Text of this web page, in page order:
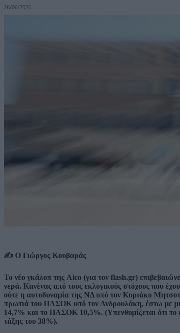
28/06/2026
✍️ Ο Γιώργος Κουβαράς
Το νέο γκάλοπ της Alco (για τον flash.gr)
νερά. Κανένας από τους εκλογικούς στόχους που
ούτε η αυτοδυναμία της ΝΔ υπό τον Κυριάκο
πρωτιά του ΠΑΣΟΚ υπό τον Ανδρουλάκη, έστω με
14,7% και το ΠΑΣΟΚ 10,5%. (Υπενθυμίζεται ότι το
τάξης του 38%).